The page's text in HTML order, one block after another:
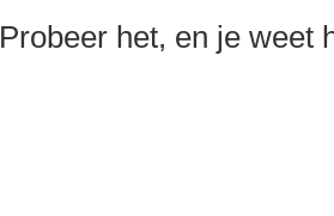
Probeer het, en je weet